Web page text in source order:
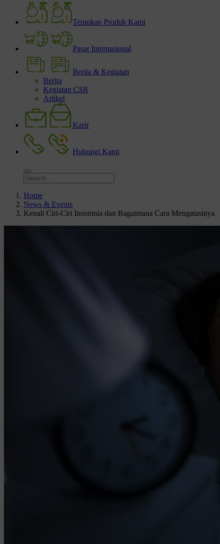
Temukan Produk Kami
Pasar Internasional
Berita & Kegiatan
Berita
Kegiatan CSR
Artikel
Karir
Hubungi Kami
Home
News & Events
Kenali Ciri-Ciri Insomnia dan Bagaimana Cara Mengatasinya